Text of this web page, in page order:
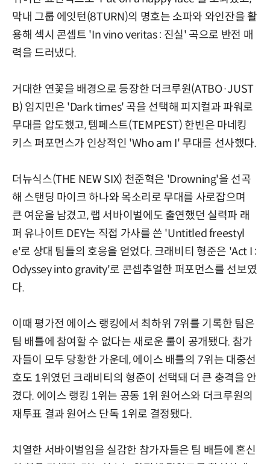
막내 그룹 에잇턴(8TURN)의 명호는 소파와 와인잔을 활
용해 섹시 콘셉트 'In vino veritas : 진실' 곡으로 반전 매
력을 드러냈다.
거대한 연꽃을 배경으로 등장한 더크루원(ATBO·JUST
B) 임지민은 'Dark times' 곡을 선택해 피지컬과 파워로
무대를 압도했고, 템페스트(TEMPEST) 한빈은 마네킹
키스 퍼포먼스가 인상적인 'Who am I' 무대를 선사했다.
더뉴식스(THE NEW SIX) 천준혁은 'Drowning'을 선곡
해 스탠딩 마이크 하나와 목소리로 무대를 사로잡으며
큰 여운을 남겼고, 랩 서바이벌에도 출연했던 실력파 래
퍼 유나이트 DEY는 직접 가사를 쓴 'Untitled freestyl
e'로 상대 팀들의 호응을 얻었다. 크래비티 형준은 'Act I :
Odyssey into gravity'로 콘셉추얼한 퍼포먼스를 선보였
다.
이때 평가전 에이스 랭킹에서 최하위 7위를 기록한 팀은
팀 배틀에 참여할 수 없다는 새로운 룰이 공개됐다. 참가
자들이 모두 당황한 가운데, 에이스 배틀의 7위는 대중선
호도 1위였던 크래비티의 형준이 선택돼 더 큰 충격을 안
겼다. 에이스 랭킹 1위는 공동 1위 원어스와 더크루원의
재투표 결과 원어스 단독 1위로 결정됐다.
치열한 서바이벌임을 실감한 참가자들은 팀 배틀에 혼신